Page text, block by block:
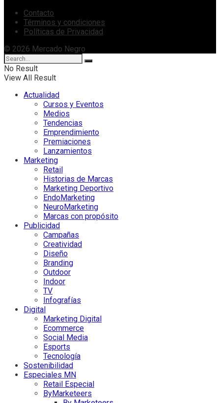
Contacto
Términos y condiciones
Políticas de Privacidad
© 2026 Mercado Negro
No Result
View All Result
Actualidad
Cursos y Eventos
Medios
Tendencias
Emprendimiento
Premiaciones
Lanzamientos
Marketing
Retail
Historias de Marcas
Marketing Deportivo
EndoMarketing
NeuroMarketing
Marcas con propósito
Publicidad
Campañas
Creatividad
Diseño
Branding
Outdoor
Indoor
TV
Infografías
Digital
Marketing Digital
Ecommerce
Social Media
Esports
Tecnología
Sostenibilidad
Especiales MN
Retail Especial
ByMarketeers